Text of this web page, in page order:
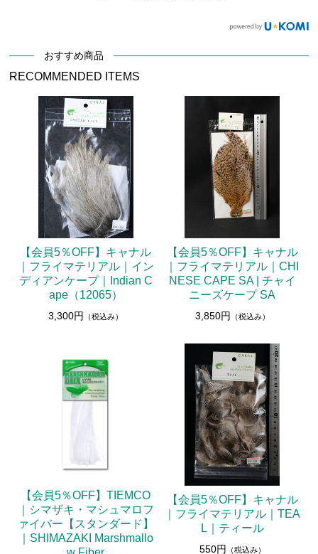
おすすめ商品
RECOMMENDED ITEMS
【会員5％OFF】キャナル
｜フライマテリアル｜イン
ディアンケープ｜Indian C
ape（12065）
3,300円 （税込み）
【会員5％OFF】キャナル
｜フライマテリアル｜CHI
NESE CAPE SA | チャイ
ニーズケープ SA
3,850円 （税込み）
【会員5％OFF】TIEMCO
｜シマザキ・マシュマロフ
ァイバー【スタンダード】
｜SHIMAZAKI Marshmallo
【会員5％OFF】キャナル
｜フライマテリアル｜TEA
L｜ティール
550円 （税込み）